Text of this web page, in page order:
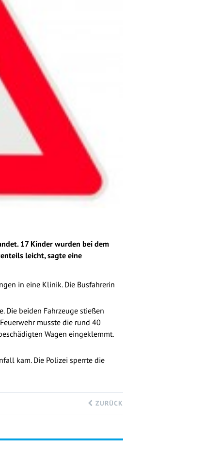
17 Kinder wurden bei dem
leicht, sagte eine
in eine Klinik. Die Busfahrerin
Die beiden Fahrzeuge stießen
musste die rund 40
Wagen eingeklemmt.
kam. Die Polizei sperrte die
ZURÜCK